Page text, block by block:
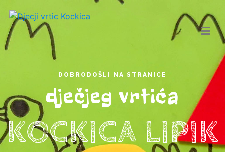
DOBRODOŠLI NA STRANICE
dječjeg vrtića
KOCKICA LIPIK